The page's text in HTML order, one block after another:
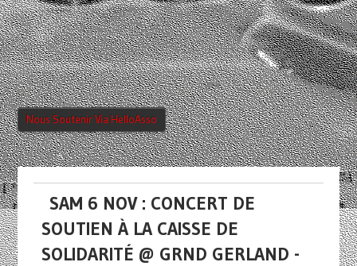
Nous Soutenir Via HelloAsso
SAM 6 NOV : CONCERT DE
SOUTIEN À LA CAISSE DE
SOLIDARITÉ @ GRND GERLAND -